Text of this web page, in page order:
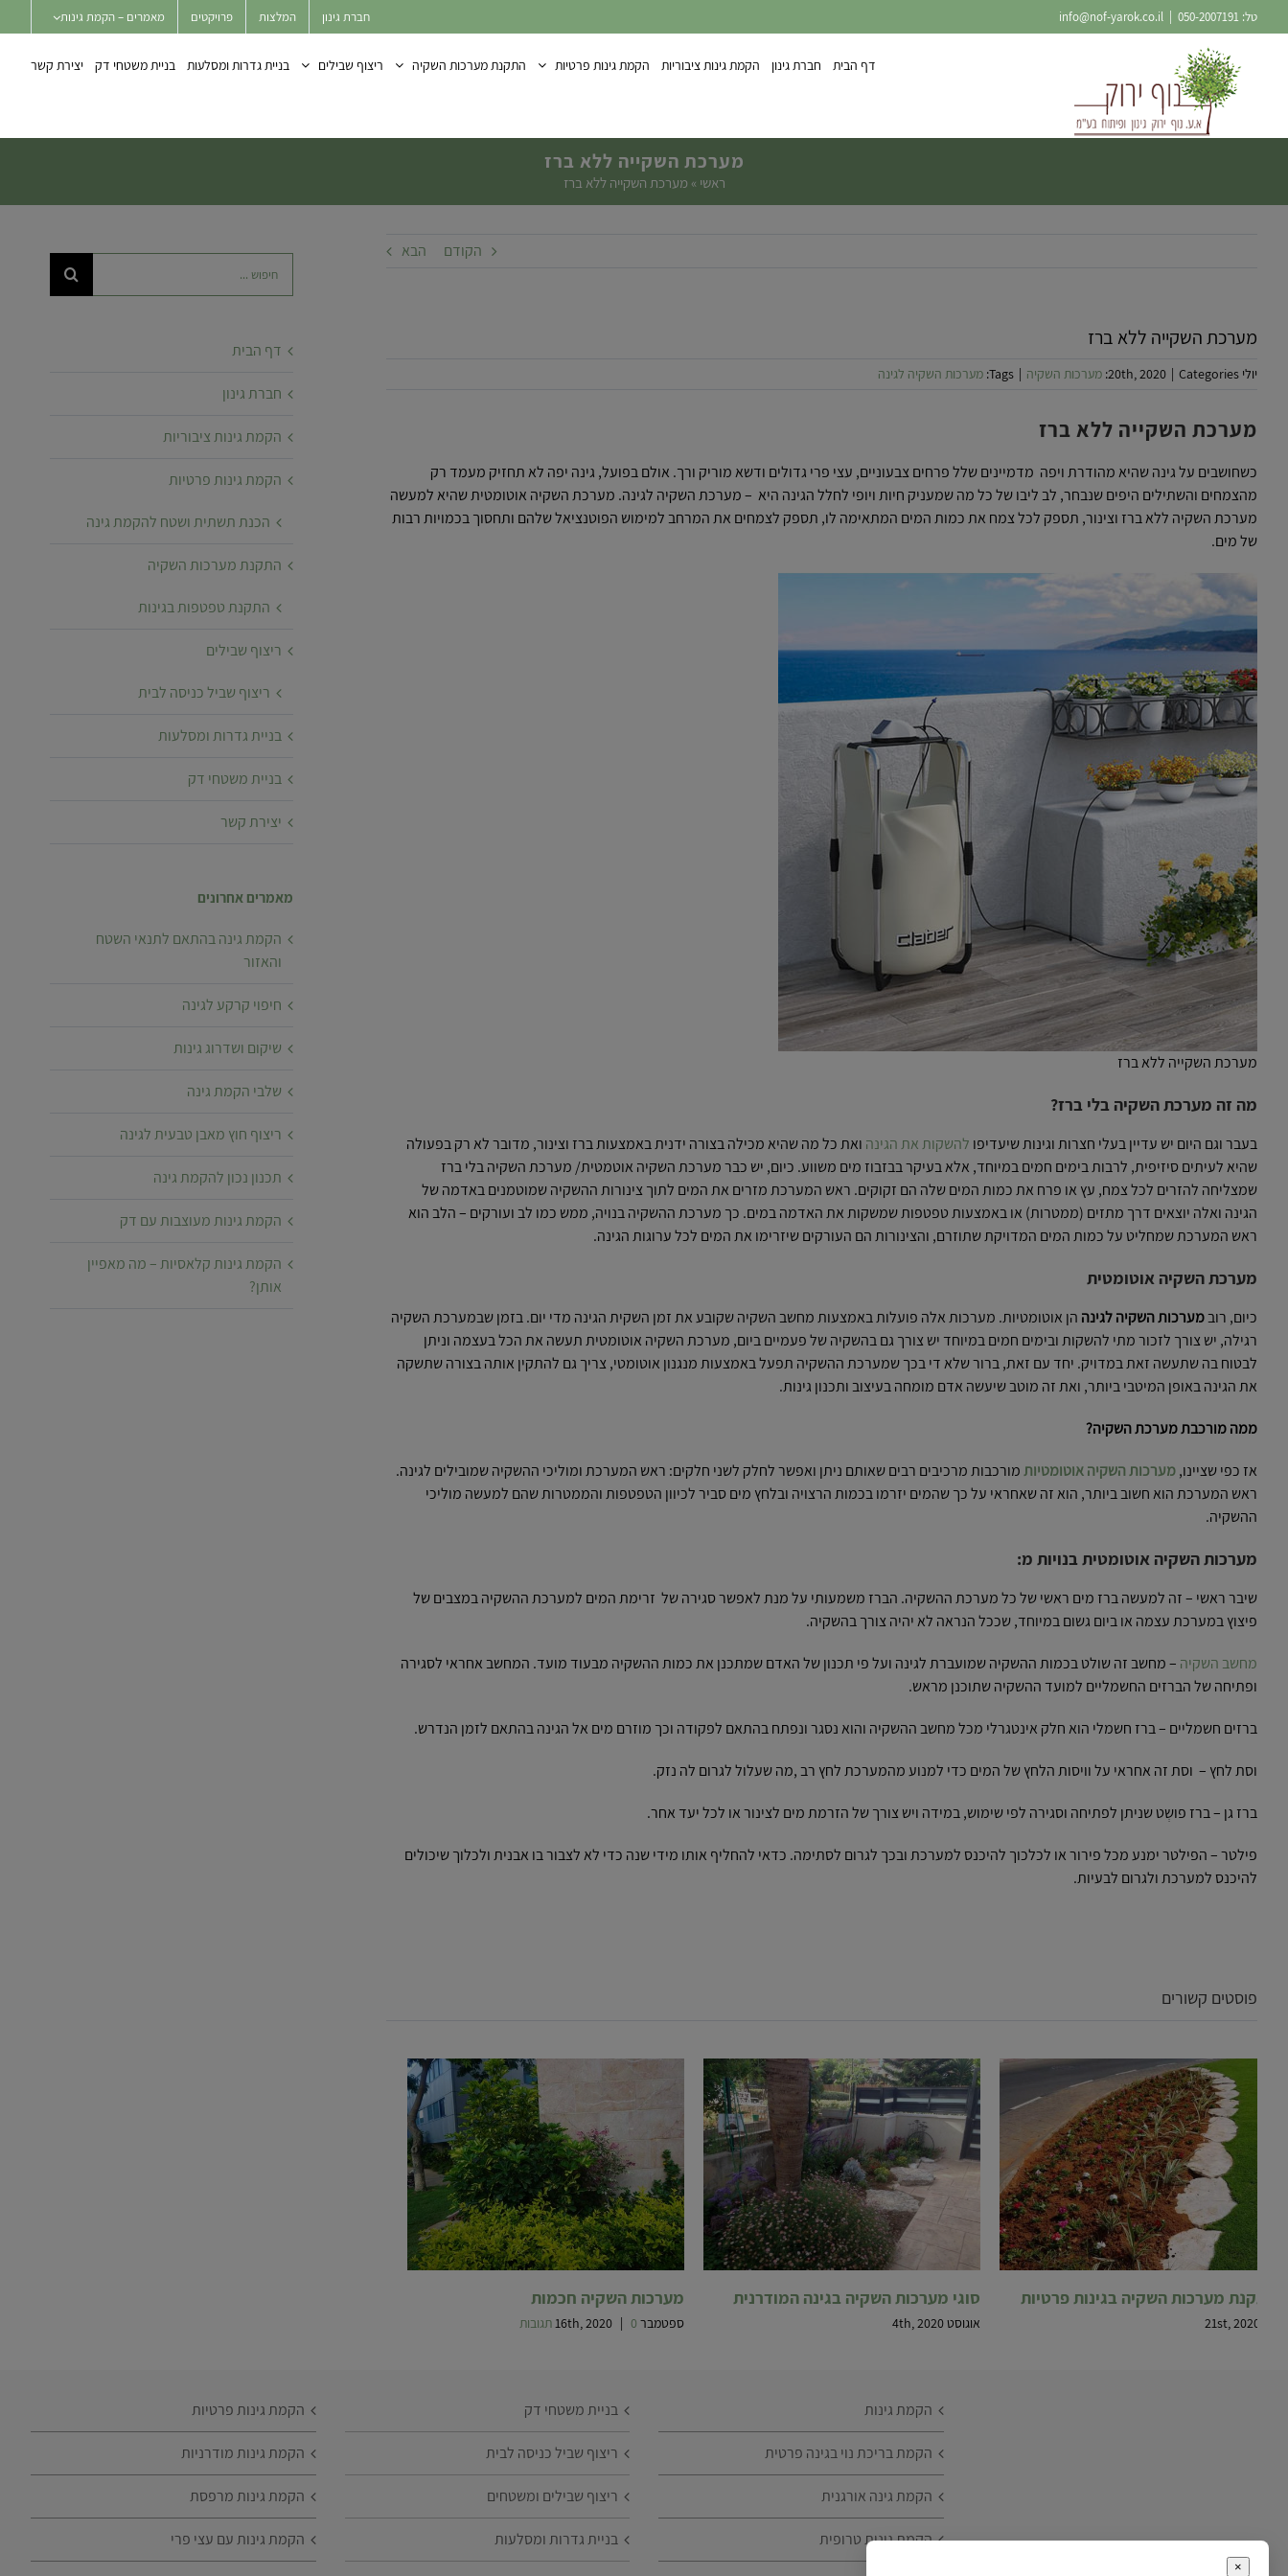
to
טל: 050-2007191
info@nof-yarok.co.il חברת גינון המלצות פרויקטים מאמרים – הקמת גינות
דף הבית חברת גינון הקמת גינות ציבוריות הקמת גינות פרטיות התקנת מערכות השקיה ריצוף שבילים בניית גדרות ומסלעות בניית משטחי דק יצירת קשר
מערכת השקייה ללא ברז
ראשי » מערכת השקייה ללא ברז
הקודם הבא
מערכת השקייה ללא ברז
יולי 20th, 2020 | Categories: מערכות השקיה |
Tags: מערכות השקיה לגינה
מערכת השקייה ללא ברז
כשחושבים על גינה שהיא מהודרת ויפה מדמיינים שלל פרחים צבעוניים, עצי פרי גדולים ודשא מוריק ורך. אולם בפועל, גינה יפה לא תחזיק מעמד רק
מהצמחים והשתילים היפים שנבחר, לב ליבו של כל מה שמעניק חיות ויופי לחלל הגינה היא – מערכת השקיה לגינה. מערכת השקיה אוטומטית שהיא למעשה
מערכת השקיה ללא ברז וצינור, תספק לכל צמח את כמות המים המתאימה לו, תספק לצמחים את המרחב למימוש הפוטנציאל שלהם ותחסוך בכמויות רבות
של מים.
מערכת השקייה ללא ברז
מה זה מערכת השקיה בלי ברז?
בעבר וגם היום יש עדיין בעלי חצרות וגינות שיעדיפו להשקות את הגינה ואת כל מה שהיא מכילה בצורה ידנית באמצעות ברז וצינור, מדובר לא רק בפעולה
שהיא לעיתים סיזיפית, לרבות בימים חמים במיוחד, אלא בעיקר בבזבוז מים משווע. כיום, יש כבר מערכת השקיה אוטמטית/ מערכת השקיה בלי ברז
שמצליחה להזרים לכל צמח, עץ או פרח את כמות המים שלה הם זקוקים. ראש המערכת מזרים את המים לתוך צינורות ההשקיה שמוטמנים באדמה של
הגינה ואלה יוצאים דרך מתזים (ממטרות) או באמצעות טפטפות שמשקות את האדמה במים. כך מערכת ההשקיה בנויה, ממש כמו לב ועורקים – הלב הוא
ראש המערכת שמחליט על כמות המים המדויקת שתוזרם, והצינורות הם העורקים שיזרימו את המים לכל ערוגות הגינה.
מערכת השקיה אוטומטית
כיום, רובמערכות השקיה לגינה הן אוטומטיות. מערכות אלה פועלות באמצעות מחשב השקיה שקובע את זמן השקית הגינה מדי יום. בזמן שבמערכת השקיה
רגילה, יש צורך לזכור מתי להשקות ובימים חמים במיוחד יש צורך גם בהשקיה של פעמיים ביום, מערכת השקיה אוטומטית תעשה את הכל בעצמה וניתן
לבטוח בה שתעשה זאת במדויק. יחד עם זאת, ברור שלא די בכך שמערכת ההשקיה תפעל באמצעות מנגנון אוטומטי, צריך גם להתקין אותה בצורה שתשקה
את הגינה באופן המיטבי ביותר, ואת זה מוטב שיעשה אדם מומחה בעיצוב ותכנון גינות.
ממה מורכבת מערכת השקיה?
אז כפי שציינו,מערכות השקיה אוטומטיותמורכבות מרכיבים רבים שאותם ניתן ואפשר לחלק לשני חלקים: ראש המערכת ומוליכי ההשקיה שמובילים לגינה.
ראש המערכת הוא חשוב ביותר, הוא זה שאחראי על כך שהמים יזרמו בכמות הרצויה ובלחץ מים סביר לכיוון הטפטפות והממטרות שהם למעשה מוליכי
ההשקיה.
מערכות השקיה אוטומטית בנויות מ:
שיבר ראשי – זה למעשה ברז מים ראשי של כל מערכת ההשקיה. הברז משמעותי על מנת לאפשר סגירה של זרימת המים למערכת ההשקיה במצבים של
פיצוץ במערכת עצמה או ביום גשום במיוחד, שככל הנראה לא יהיה צורך בהשקיה.
מחשב השקיה – מחשב זה שולט בכמות ההשקיה שמועברת לגינה ועל פי תכנון של האדם שמתכנן את כמות ההשקיה מבעוד מועד. המחשב אחראי לסגירה
ופתיחה של הברזים החשמליים למועד ההשקיה שתוכנן מראש.
ברזים חשמליים – ברז חשמלי הוא חלק אינטגרלי מכל מחשב ההשקיה והוא נסגר ונפתח בהתאם לפקודה וכך מוזרם מים אל הגינה בהתאם לזמן הנדרש.
וסת לחץ – וסת זה אחראי על וויסות הלחץ של המים כדי למנוע מהמערכת לחץ רב ,מה שעלול לגרום לה נזק.
ברז גן – ברז פושְט שניתן לפתיחה וסגירה לפי שימוש, במידה ויש צורך של הזרמת מים לצינור או לכל יעד אחר.
פילטר – הפילטר ימנע מכל פירור או לכלכוך להיכנס למערכת ובכך לגרום לסתימה. כדאי להחליף אותו מידי שנה כדי לא לצבור בו אבנית ולכלוך שיכולים
להיכנס למערכת ולגרום לבעיות.
פוסטים קשורים
מערכות השקיה חכמות
ספטמבר 16th, 2020 0 תגובות
סוגי מערכות השקיה בגינה המודרנית
אוגוסט 4th, 2020
התקנת מערכות השקיה בגינות פרטיות
דף הבית
חברת גינון
הקמת גינות ציבוריות
הקמת גינות פרטיות
הכנת תשתית ושטח להקמת גינה
התקנת מערכות השקיה
התקנת טפטפות בגינות
ריצוף שבילים
ריצוף שביל כניסה לבית
בניית גדרות ומסלעות
בניית משטחי דק
יצירת קשר
מאמרים אחרונים
הקמת גינה בהתאם לתנאי השטח
והאזור
חיפוי קרקע לגינה
שיקום ושדרוג גינות
שלבי הקמת גינה
ריצוף חוץ מאבן טבעית לגינה
תכנון נכון להקמת גינה
הקמת גינות מעוצבות עם דק
הקמת גינות קלאסיות – מה מאפיין
אותן?
הקמת גינות
הקמת בריכת נוי בגינה פרטית
הקמת גינה אורגנית
הקמת גינות טרופית
בניית משטחי דק
ריצוף שביל כניסה לבית
ריצוף שבילים ומשטחים
בניית גדרות ומסלעות
הקמת גינות פרטיות
הקמת גינות מודרניות
הקמת גינות מרפסת
הקמת גינות עם עצי פרי
×